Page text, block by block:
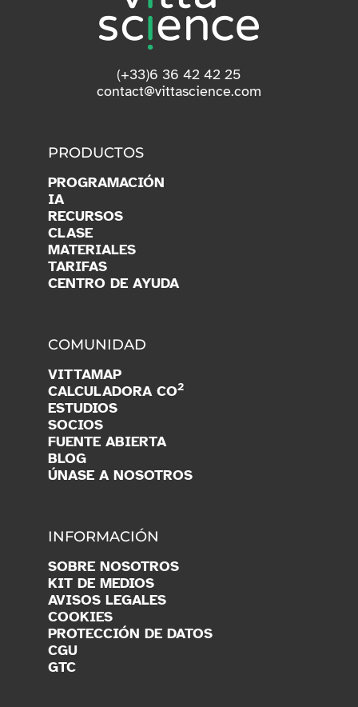
(+33)6 36 42 42 25
contact@vittascience.com
PRODUCTOS
PROGRAMACIÓN
IA
RECURSOS
CLASE
MATERIALES
TARIFAS
CENTRO DE AYUDA
COMUNIDAD
VITTAMAP
CALCULADORA CO2
ESTUDIOS
SOCIOS
FUENTE ABIERTA
BLOG
ÚNASE A NOSOTROS
INFORMACIÓN
SOBRE NOSOTROS
KIT DE MEDIOS
AVISOS LEGALES
COOKIES
PROTECCIÓN DE DATOS
CGU
GTC